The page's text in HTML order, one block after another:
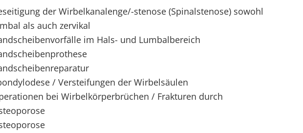
der Wirbelkanalenge/-stenose (Spinalstenose) sowohl
als auch zervikal
im Hals- und Lumbalbereich
/ Versteifungen der Wirbelsäulen
bei Wirbelkörperbrüchen / Frakturen durch